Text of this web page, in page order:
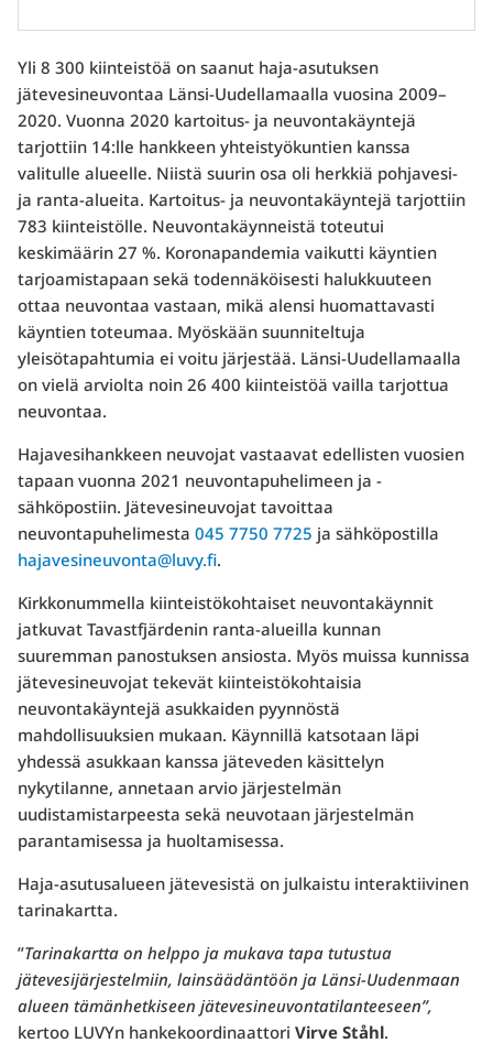
Yli 8 300 kiinteistöä on saanut haja-asutuksen
jätevesineuvontaa Länsi-Uudellamaalla vuosina 2009–
2020. Vuonna 2020 kartoitus- ja neuvontakäyntejä
tarjottiin 14:lle hankkeen yhteistyökuntien kanssa
valitulle alueelle. Niistä suurin osa oli herkkiä pohjavesi-
ja ranta-alueita. Kartoitus- ja neuvontakäyntejä tarjottiin
783 kiinteistölle. Neuvontakäynneistä toteutui
keskimäärin 27 %. Koronapandemia vaikutti käyntien
tarjoamistapaan sekä todennäköisesti halukkuuteen
ottaa neuvontaa vastaan, mikä alensi huomattavasti
käyntien toteumaa. Myöskään suunniteltuja
yleisötapahtumia ei voitu järjestää. Länsi-Uudellamaalla
on vielä arviolta noin 26 400 kiinteistöä vailla tarjottua
neuvontaa.
Hajavesihankkeen neuvojat vastaavat edellisten vuosien
tapaan vuonna 2021 neuvontapuhelimeen ja -
sähköpostiin. Jätevesineuvojat tavoittaa
neuvontapuhelimesta 045 7750 7725 ja sähköpostilla
hajavesineuvonta@luvy.fi.
Kirkkonummella kiinteistökohtaiset neuvontakäynnit
jatkuvat Tavastfjärdenin ranta-alueilla kunnan
suuremman panostuksen ansiosta. Myös muissa kunnissa
jätevesineuvojat tekevät kiinteistökohtaisia
neuvontakäyntejä asukkaiden pyynnöstä
mahdollisuuksien mukaan. Käynnillä katsotaan läpi
yhdessä asukkaan kanssa jäteveden käsittelyn
nykytilanne, annetaan arvio järjestelmän
uudistamistarpeesta sekä neuvotaan järjestelmän
parantamisessa ja huoltamisessa.
Haja-asutusalueen jätevesistä on julkaistu interaktiivinen
tarinakartta.
”Tarinakartta on helppo ja mukava tapa tutustua
jätevesijärjestelmiin, lainsäädäntöön ja Länsi-Uudenmaan
alueen tämänhetkiseen jätevesineuvontatilanteeseen”,
kertoo LUVYn hankekoordinaattori Virve Ståhl.